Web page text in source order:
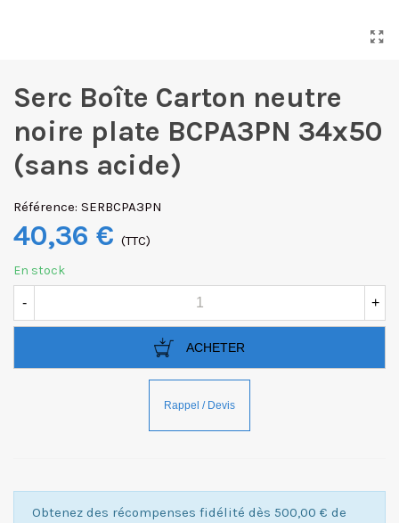
Serc Boîte Carton neutre
noire plate BCPA3PN 34x50
(sans acide)
Référence: SERBCPA3PN
40,36 € (TTC)
En stock
- +
ACHETER
Obtenez des récompenses fidélité dès 500,00 € de